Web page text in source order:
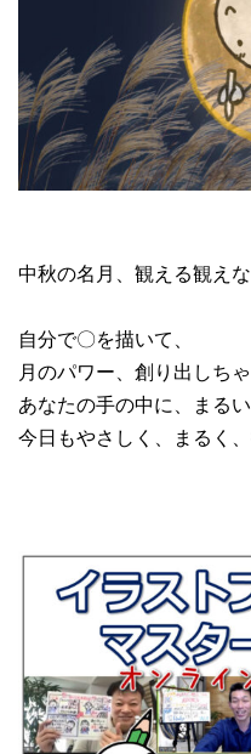
中秋の名月、観える観え
自分で〇を描いて、
月のパワー、創り出しち
あなたの手の中に、まるい
今日もやさしく、まるく